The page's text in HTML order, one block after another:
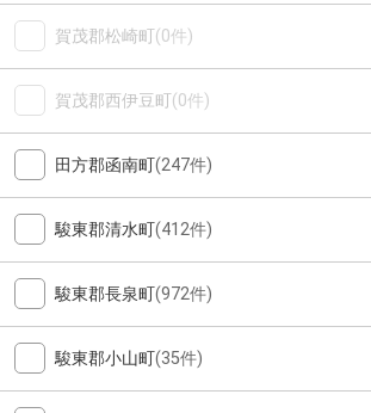
賀茂郡松崎町(0件)
賀茂郡西伊豆町(0件)
田方郡函南町(247件)
駿東郡清水町(412件)
駿東郡長泉町(972件)
駿東郡小山町(35件)